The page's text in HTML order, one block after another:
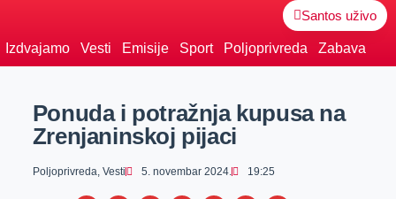
Santos uživo
Izdvajamo Vesti Emisije Sport Poljoprivreda Zabava
Ponuda i potražnja kupusa na
Zrenjaninskoj pijaci
Poljoprivreda, Vesti 5. novembar 2024. 19:25